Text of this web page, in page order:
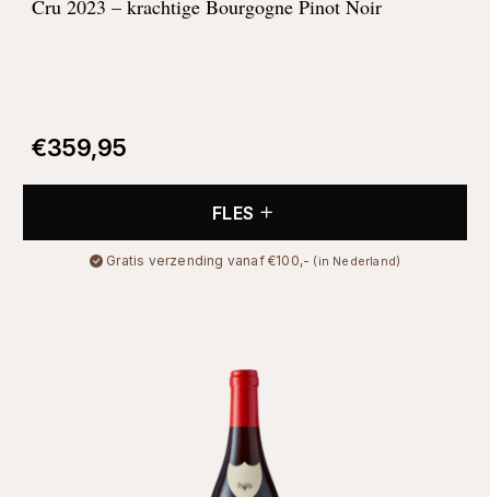
Cru 2023 – krachtige Bourgogne Pinot Noir
€359,95
FLES
Gratis verzending vanaf €100,- (in Nederland)